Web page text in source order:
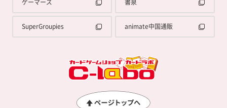
ゲーマーズ 書泉
SuperGroupies animate中国通販